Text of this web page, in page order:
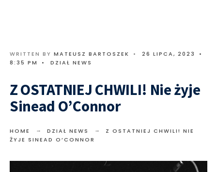
WRITTEN BY MATEUSZ BARTOSZEK • 26 LIPCA, 2023
•
8:35 PM
• DZIAŁ NEWS
Z OSTATNIEJ CHWILI! Nie żyje
Sinead O’Connor
HOME DZIAŁ NEWS
Z OSTATNIEJ CHWILI! NIE
ŻYJE SINEAD O’CONNOR